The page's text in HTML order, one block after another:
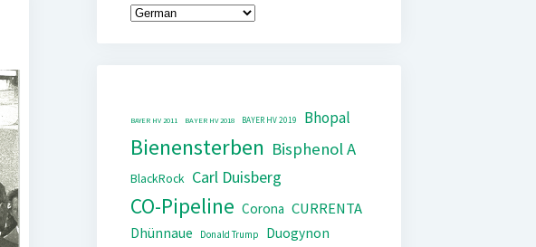
BAYER HV 2011 BAYER HV 2018 BAYER HV 2019 Bhopal
Bienensterben Bisphenol A
BlackRock Carl Duisberg
CO-Pipeline Corona CURRENTA
Dhünnaue Donald Trump
Duogynon